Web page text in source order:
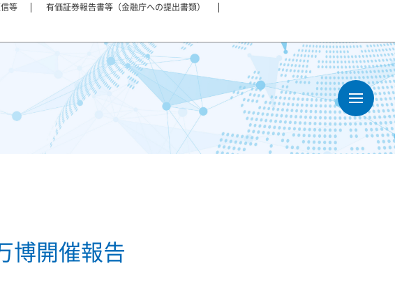
等
有価証券報告書等（金融庁への提出書類）
博開催報告